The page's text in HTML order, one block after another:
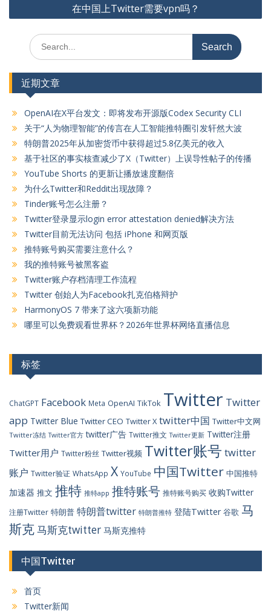
在中国上Twitter需要vpn吗？
Search
for:
近期文章
OpenAI在X平台发文：即将发布开源版Codex Security CLI
关于“人为物理智能”的传言在人工智能推特圈引发轩然大波
特朗普2025年从加密货币中获得超过5.8亿美元的收入
基于社区的事实核查减少了X（Twitter）上误导性帖子的传播
YouTube Shorts 的更新让播放速度翻倍
为什么Twitter和Reddit出现故障？
Tinder账号怎么注册？
Twitter登录显示login error attestation denied解决方法
Twitter目前无法访问 包括 iPhone 和网页版
推特账号购买需要注意什么？
我的推特账号被黑客盗
Twitter账户存档清理工作流程
Twitter 创始人为Facebook扎克伯格辩护
HarmonyOS 7 带来了这六项新功能
哪里可以免费观看世界杯？2026年世界杯网络直播信息
标签
ChatGPT Facebook Meta OpenAI TikTok Twitter Twitter
app Twitter Blue Twitter CEO Twitter X twitter中国 Twitter中文网
Twitter冻结 Twitter官方 twitter广告 Twitter推文 Twitter更新 Twitter注册
Twitter用户 Twitter粉丝 Twitter视频 Twitter账号 twitter
账户 Twitter验证 WhatsApp X YouTube 中国Twitter 中国推特
加速器 推文 推特 推特app 推特账号 推特账号购买 收购Twitter
注册Twitter 特朗普 特朗普twitter 特朗普推特 登陆Twitter 谷歌 马
斯克马斯克twitter 马斯克推特
中国Twitter
首页
Twitter新闻